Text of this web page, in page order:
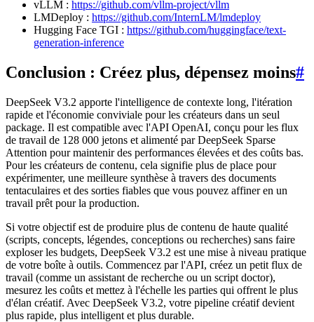
vLLM : https://github.com/vllm-project/vllm
LMDeploy : https://github.com/InternLM/lmdeploy
Hugging Face TGI : https://github.com/huggingface/text-
generation-inference
Conclusion : Créez plus, dépensez moins#
DeepSeek V3.2 apporte l'intelligence de contexte long, l'itération
rapide et l'économie conviviale pour les créateurs dans un seul
package. Il est compatible avec l'API OpenAI, conçu pour les flux
de travail de 128 000 jetons et alimenté par DeepSeek Sparse
Attention pour maintenir des performances élevées et des coûts bas.
Pour les créateurs de contenu, cela signifie plus de place pour
expérimenter, une meilleure synthèse à travers des documents
tentaculaires et des sorties fiables que vous pouvez affiner en un
travail prêt pour la production.
Si votre objectif est de produire plus de contenu de haute qualité
(scripts, concepts, légendes, conceptions ou recherches) sans faire
exploser les budgets, DeepSeek V3.2 est une mise à niveau pratique
de votre boîte à outils. Commencez par l'API, créez un petit flux de
travail (comme un assistant de recherche ou un script doctor),
mesurez les coûts et mettez à l'échelle les parties qui offrent le plus
d'élan créatif. Avec DeepSeek V3.2, votre pipeline créatif devient
plus rapide, plus intelligent et plus durable.